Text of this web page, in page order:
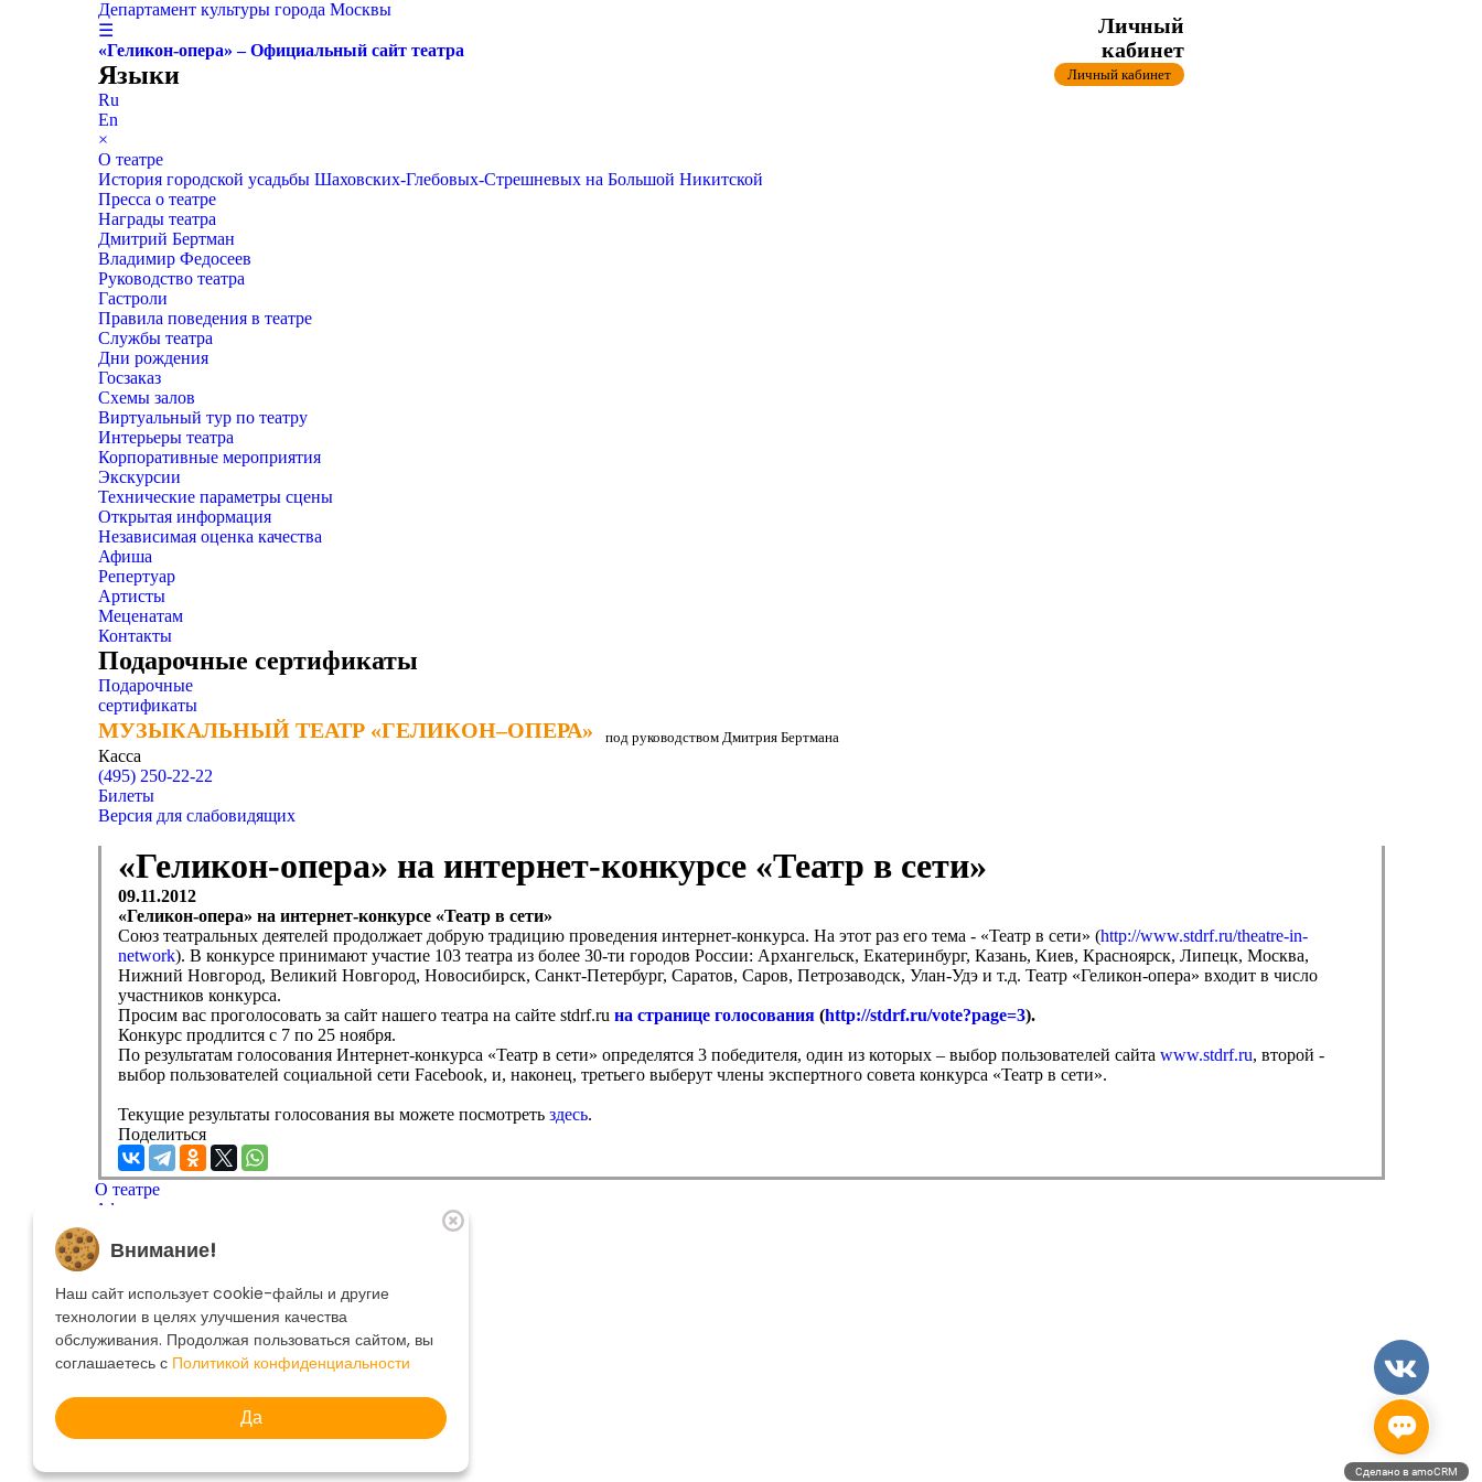
Департамент культуры города Москвы
☰
«Геликон-опера» – Официальный сайт театра
Языки
Ru
En
×
О театре
История городской усадьбы Шаховских-Глебовых-Стрешневых на Большой Никитской
Пресса о театре
Награды театра
Дмитрий Бертман
Владимир Федосеев
Руководство театра
Гастроли
Правила поведения в театре
Службы театра
Дни рождения
Госзаказ
Схемы залов
Виртуальный тур по театру
Интерьеры театра
Корпоративные мероприятия
Экскурсии
Технические параметры сцены
Открытая информация
Независимая оценка качества
Афиша
Репертуар
Артисты
Меценатам
Контакты
Подарочные сертификаты
Подарочные
сертификаты
МУЗЫКАЛЬНЫЙ ТЕАТР «ГЕЛИКОН–ОПЕРА»
МУЗЫКАЛЬНЫЙ ТЕАТР «ГЕЛИКОН–ОПЕРА» под руководством Дмитрия Бертмана
Касса
(495) 250-22-22
Личный
кабинет
Личный кабинет
Билеты
Версия для слабовидящих
«Геликон-опера» на интернет-конкурсе «Театр в сети»
09.11.2012
«Геликон-опера» на интернет-конкурсе «Театр в сети»
Союз театральных деятелей продолжает добрую традицию проведения интернет-конкурса. На этот раз его тема - «Театр в сети» (http://www.stdrf.ru/theatre-in-
network). В конкурсе принимают участие 103 театра из более 30-ти городов России: Архангельск, Екатеринбург, Казань, Киев, Красноярск, Липецк, Москва,
Нижний Новгород, Великий Новгород, Новосибирск, Санкт-Петербург, Саратов, Саров, Петрозаводск, Улан-Удэ и т.д. Театр «Геликон-опера» входит в число
участников конкурса.
Просим вас проголосовать за сайт нашего театра на сайте stdrf.ru на странице голосования(http://stdrf.ru/vote?page=3).
Конкурс продлится с 7 по 25 ноября.
По результатам голосования Интернет-конкурса «Театр в сети» определятся 3 победителя, один из которых – выбор пользователей сайта www.stdrf.ru, второй -
выбор пользователей социальной сети Facebook, и, наконец, третьего выберут члены экспертного совета конкурса «Театр в сети».
Текущие результаты голосования вы можете посмотреть здесь.
Поделиться
О театре
Афиша
Артисты
Меценатам
Контакты
Касса театра
8 495 250-22-22
Форма поиска
Поиск
© 2025 Музыкальный театр Геликон-опера.
Внимание!
Наш сайт использует cookie-файлы и другие
технологии в целях улучшения качества
обслуживания. Продолжая пользоваться сайтом, вы
соглашаетесь с Политикой конфиденциальности
Да
Сделано в amoCRM